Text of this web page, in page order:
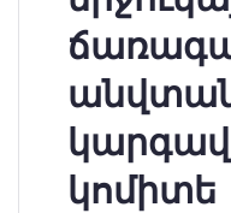
կոմիտե